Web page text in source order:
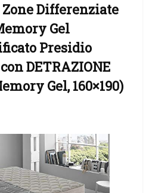
Differenziate
Gel
Presidio
DETRAZIONE
Gel, 160×190)